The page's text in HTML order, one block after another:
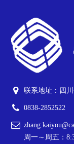
联系地址：四
0838-2852522
周一～周五：